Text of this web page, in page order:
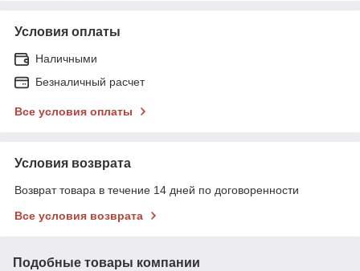
Условия оплаты
Наличными
Безналичный расчет
Все условия оплаты
Условия возврата
Возврат товара в течение 14 дней по договоренности
Все условия возврата
Подобные товары компании